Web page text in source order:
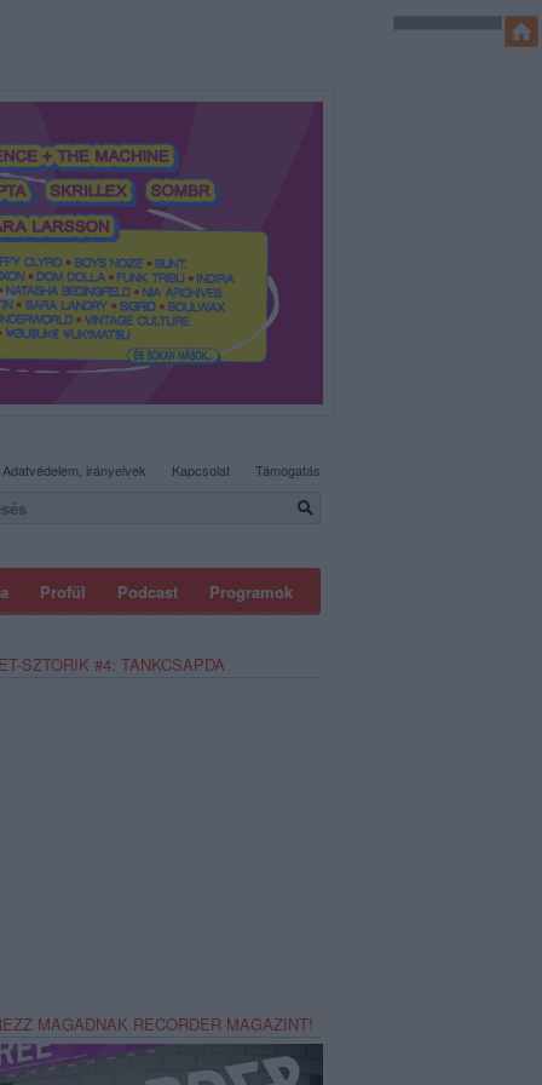
Profül Podcast Programok
Adatvédelem, irányelvek Kapcsolat Támogatás
SZTORIK #4: TANKCSAPDA
MAGADNAK RECORDER MAGAZINT!